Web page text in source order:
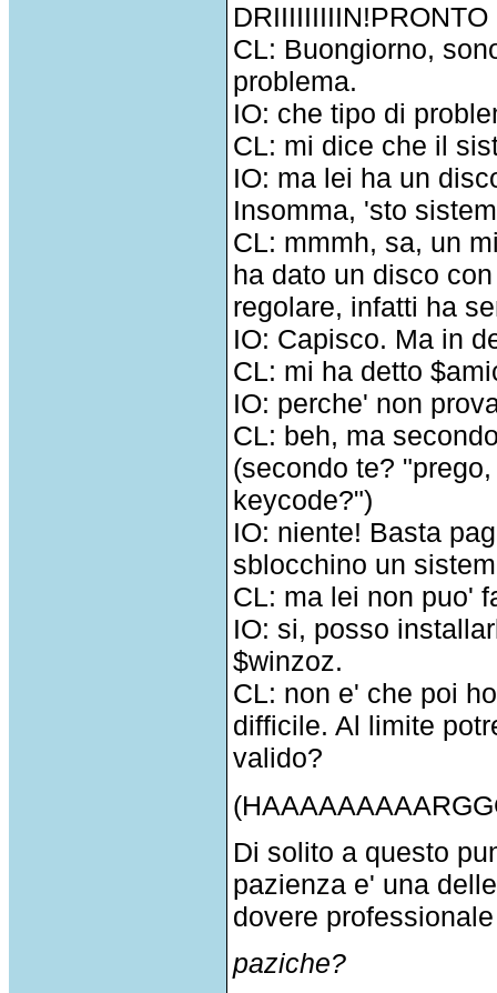
CL: Buongiorno,
problema.
IO: che tipo di
CL: mi dice che il
IO: ma lei ha un
Insomma, 'sto
CL: mmmh, sa, un
ha dato un disco
regolare, infatti ha
IO: Capisco. Ma in
CL: mi ha detto
IO: perche' non
CL: beh, ma
(secondo te?
keycode?")
IO: niente! Basta
sblocchino un
CL: ma lei non puo'
IO: si, posso
$winzoz.
CL: non e' che poi
difficile. Al limite
valido?
Di solito a questo
pazienza e' una
dovere
paziche?